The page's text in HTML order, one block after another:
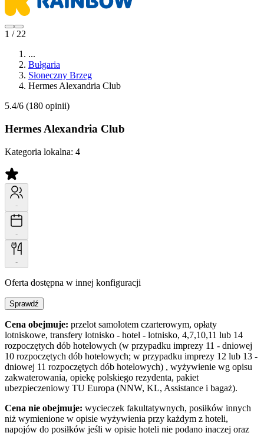
1 / 22
...
Bułgaria
Słoneczny Brzeg
Hermes Alexandria Club
5.4/6 (180 opinii)
Hermes Alexandria Club
Kategoria lokalna: 4
-
-
-
Oferta dostępna w innej konfiguracji
Sprawdź
Cena obejmuje: przelot samolotem czarterowym, opłaty
lotniskowe, transfery lotnisko - hotel - lotnisko, 4,7,10,11 lub 14
rozpoczętych dób hotelowych (w przypadku imprezy 11 - dniowej
10 rozpoczętych dób hotelowych; w przypadku imprezy 12 lub 13 -
dniowej 11 rozpoczętych dób hotelowych) , wyżywienie wg opisu
zakwaterowania, opiekę polskiego rezydenta, pakiet
ubezpieczeniowy TU Europa (NNW, KL, Assistance i bagaż).
Cena nie obejmuje: wycieczek fakultatywnych, posiłków innych
niż wymienione w opisie wyżywienia przy każdym z hoteli,
napojów do posiłków jeśli w opisie hoteli nie podano inaczej oraz